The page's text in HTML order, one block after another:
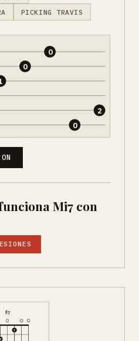
PICKING TRAVIS
0
0
0
2
Mi7 con